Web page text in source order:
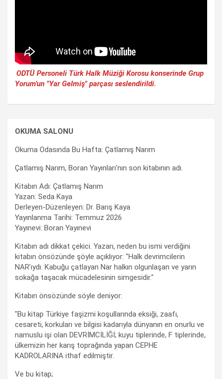
ODTÜ Personeli Türk Halk Müziği Korosu konserinde Grup
Yorum'un "Yar Gelmiş" parçası seslendirildi.
OKUMA SALONU
Okuma Odasında Bu Hafta: Çatlamış Narım
Çatlamış Narım, Boran Yayınları'nın son kitabının adı.
Kitabın Adı: Çatlamış Narım
Yazan: Seda Kaya
Derleyen-Düzenleyen: Dr. Barış Kaya
Yayınlanma Tarihi: Temmuz 2026
Yayınevi: Boran Yayınevi
Kitabın adı dikkat çekici. Yazarı, neden bu ismi verdiğini
kitabın önsözünde şöyle açıklıyor: "Halk devrimcilerin
NAR’ıydı. Kabuğu çatlayan Nar halkın olgunlaşan ve yarın
sokağa taşacak mücadelesinin simgesidir."
Kitabın önsözünde söyle deniyor:
"Bu kitap Türkiye faşizmi koşullarında eksiği, zaafı,
cesareti, korkuları ve bilgisi kadarıyla dünyanın en onurlu ve
namuslu işi olan DEVRİMCİLİĞİ; kuyu tiplerinde, F tiplerinde,
ülkemizin her karış toprağında yapan CEPHE
KADROLARINA ithaf edilmiştir.
Ve bu kitap;